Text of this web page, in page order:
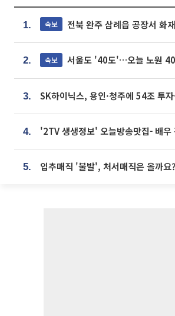
1. 속보 전북 완주 삼례읍 공장서 화
2. 속보 서울도 '40도'…오늘 노원
3.
4.
5. 입추매직 '불발', 처서매직은 올까요